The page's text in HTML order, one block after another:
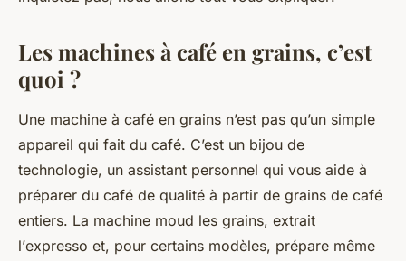
Les machines à café en grains, c’est
quoi ?
Une machine à café en grains n’est pas qu’un simple
appareil qui fait du café. C’est un bijou de
technologie, un assistant personnel qui vous aide à
préparer du café de qualité à partir de grains de café
entiers. La machine moud les grains, extrait
l’expresso et, pour certains modèles, prépare même